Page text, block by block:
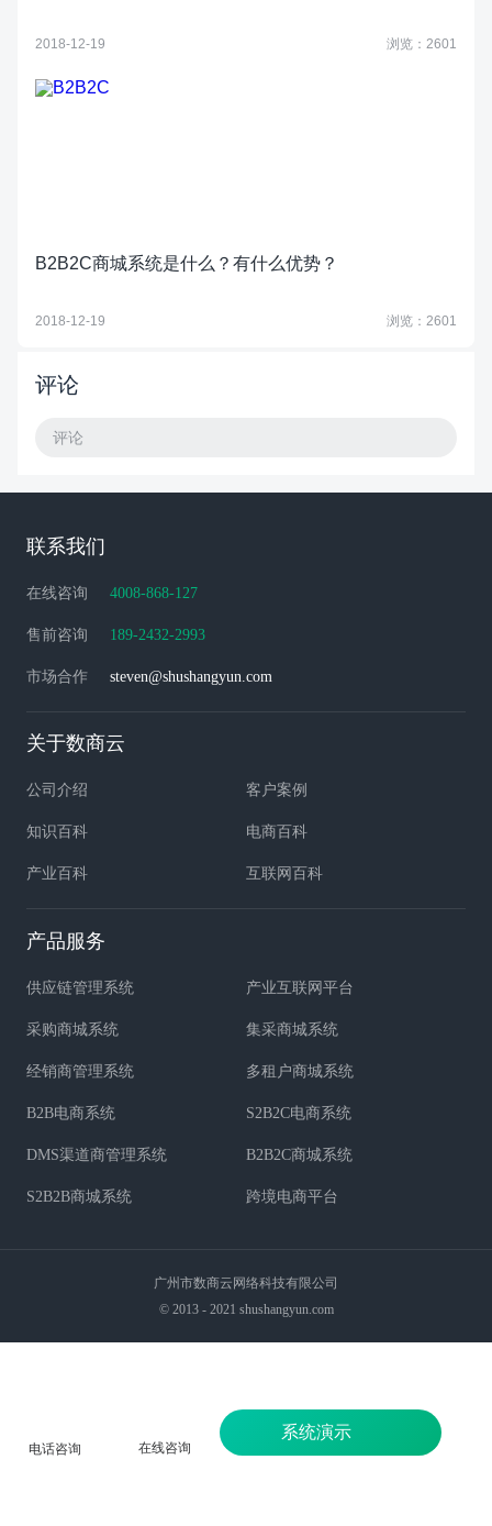
2018-12-19 浏览：2601
B2B2C商城系统是什么？有什么优势？
2018-12-19 浏览：2601
评论
评论
联系我们
在线咨询 4008-868-127
售前咨询 189-2432-2993
市场合作 steven@shushangyun.com
关于数商云
公司介绍 客户案例
知识百科 电商百科
产业百科 互联网百科
产品服务
供应链管理系统 产业互联网平台
采购商城系统 集采商城系统
经销商管理系统 多租户商城系统
B2B电商系统 S2B2C电商系统
DMS渠道商管理系统 B2B2C商城系统
S2B2B商城系统 跨境电商平台
广州市数商云网络科技有限公司
© 2013 - 2021 shushangyun.com
电话咨询 在线咨询
系统演示